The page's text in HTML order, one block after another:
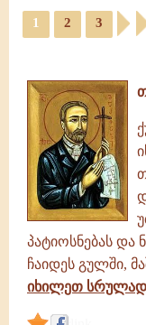
ილია
მართალი
გამონათქვამები
ილია
მართალი
გამონათქვამები,
ციტატები
გამონათქვამები
1 2 3
პატიოსნებას და
ჩაიდეს გულში,
იხილეთ სრულად